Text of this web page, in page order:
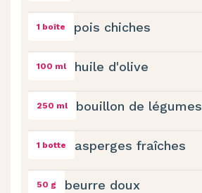
1 boîte pois chiches
100 ml huile d'olive
250 ml bouillon de légumes
1 botte asperges fraîches
50 g beurre doux